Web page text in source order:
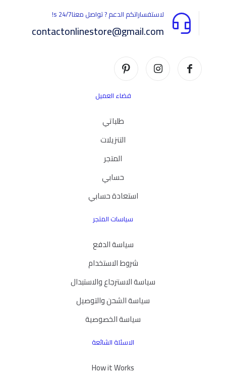
لاستفساراتكم الدعم ? تواصل معناs 24/7!
contactonlinestore@gmail.com
فضاء العميل
طلباتي
التنزيلات
المتجر
حسابي
استعادة حسابي
سياسات المتجر
سياسة الدفع
شروط الاستخدام
سياسة الاسترجاع والاستبدال
سياسة الشحن والتوصيل
سياسة الخصوصية
الاسئلة الشائعة
How it Works